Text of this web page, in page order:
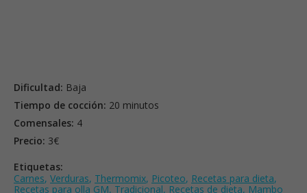
Dificultad: Baja
Tiempo de cocción: 20 minutos
Comensales: 4
Precio: 3€
Etiquetas:
Carnes, Verduras, Thermomix, Picoteo, Recetas para dieta,
Recetas para olla GM, Tradicional, Recetas de dieta, Mambo